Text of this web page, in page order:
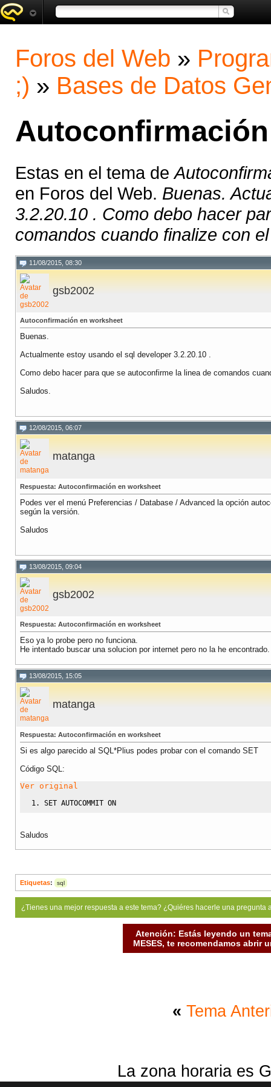
Foros del Web »
;) » Bases de Datos
Estas en el tema de
en Foros del Web. Buenas.
3.2.20.10 . Como debo hacer
comandos cuando finalize con
11/08/2015, 08:30
gsb2002
Autoconfirmación en worksheet
Buenas.
Actualmente estoy usando el sql developer 3.2.20.10 .
Como debo hacer para que se autoconfirme la linea de comandos
Saludos.
12/08/2015, 06:07
matanga
Respuesta: Autoconfirmación en worksheet
Podes ver el menú Preferencias / Database / Advanced la opción
según la versión.
Saludos
13/08/2015, 09:04
gsb2002
Respuesta: Autoconfirmación en worksheet
Eso ya lo probe pero no funciona.
He intentado buscar una solucion por internet pero no la he encontrado.
13/08/2015, 15:05
matanga
Respuesta: Autoconfirmación en worksheet
Si es algo parecido al SQL*Plius podes probar con el comando SET
Código SQL:
Ver original
SET AUTOCOMMIT ON
Saludos
Etiquetas: sql
¿Tienes una mejor respuesta a este tema? ¿Quiéres hacerle una
Atención: Estás leyendo un
MESES, te recomendamos abrir
« Tema
La zona horaria es